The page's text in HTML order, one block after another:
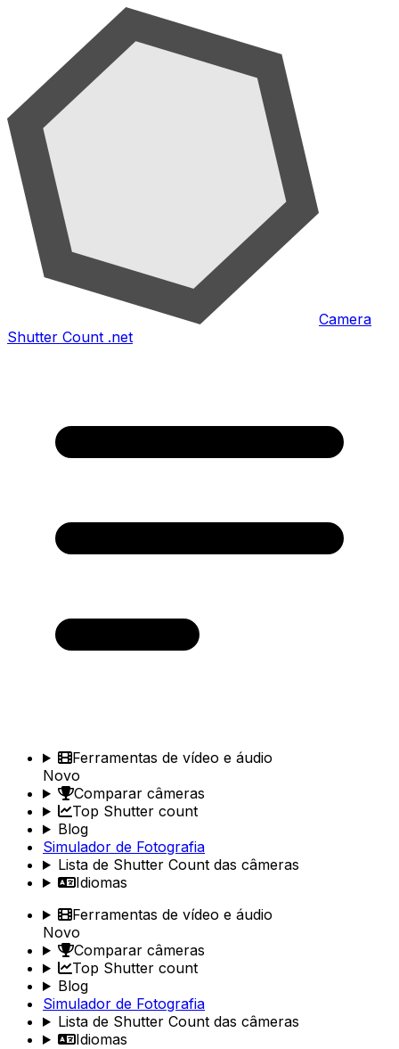
Camera
Shutter Count .net
Ferramentas de vídeo e áudio
Novo
Comparar câmeras
Top Shutter count
Blog
Simulador de Fotografia
Lista de Shutter Count das câmeras
Idiomas
Ferramentas de vídeo e áudio
Novo
Comparar câmeras
Top Shutter count
Blog
Simulador de Fotografia
Lista de Shutter Count das câmeras
Idiomas